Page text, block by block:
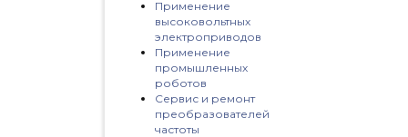
Применение
высоковольтных
электроприводов
Применение
промышленных
роботов
Сервис и ремонт
преобразователей
частоты